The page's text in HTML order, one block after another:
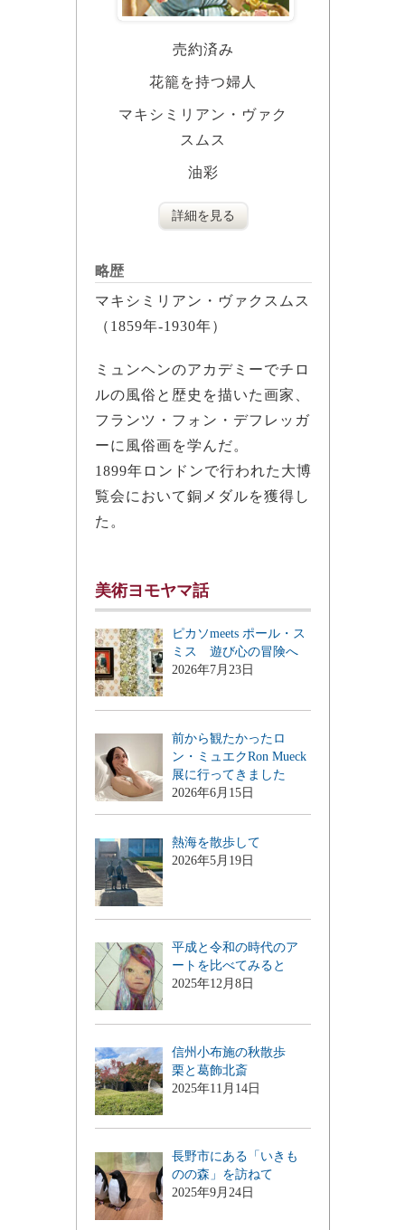
売約済み
花籠を持つ婦人
マキシミリアン・ヴァク
スムス
油彩
詳細を見る
略歴
マキシミリアン・ヴァクスムス
（1859年-1930年）
ミュンヘンのアカデミーでチロ
ルの風俗と歴史を描いた画家、
フランツ・フォン・デフレッガ
ーに風俗画を学んだ。
1899年ロンドンで行われた大博
覧会において銅メダルを獲得し
た。
美術ヨモヤマ話
ピカソmeets ポール・ス
ミス 遊び心の冒険へ
2026年7月23日
前から観たかったロ
ン・ミュエクRon Mueck
展に行ってきました
2026年6月15日
熱海を散歩して
2026年5月19日
平成と令和の時代のア
ートを比べてみると
2025年12月8日
信州小布施の秋散歩
栗と葛飾北斎
2025年11月14日
長野市にある「いきも
のの森」を訪ねて
2025年9月24日